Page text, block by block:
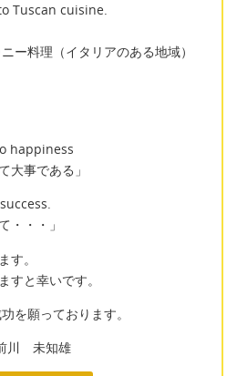
Tuscan cuisine.
料理（イタリアのある地域）
happiness
大事である」
・・・」
す。
すと幸いです。
を願っております。
川 未知雄